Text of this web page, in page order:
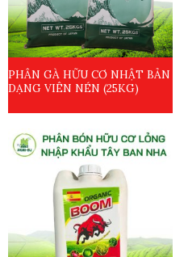
PHÂN GÀ HỮU CƠ NHẬT BẢN
DẠNG VIÊN NÉN (25KG)